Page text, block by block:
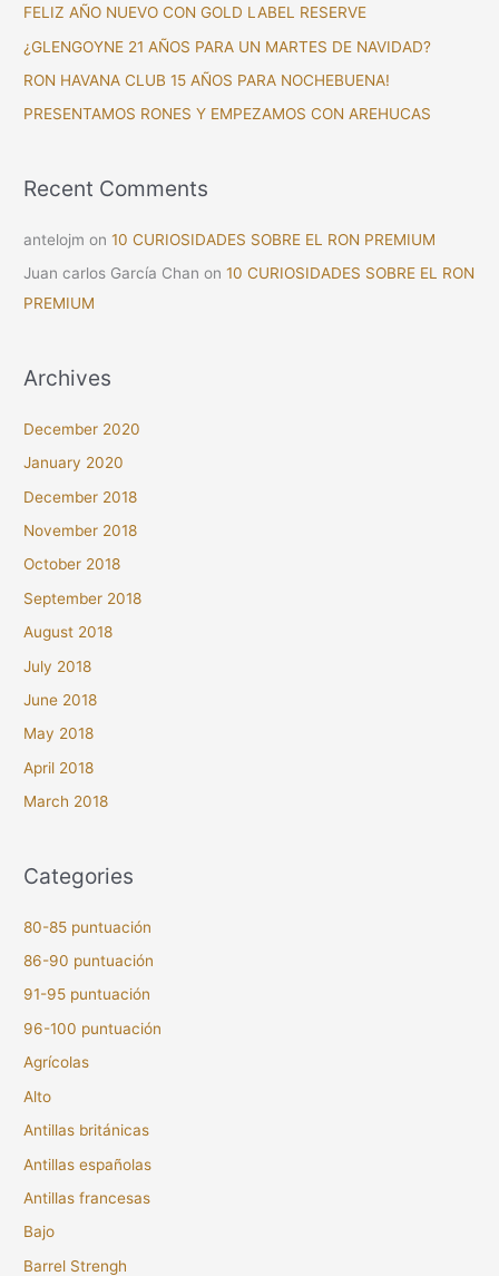
o
r
:
FELIZ AÑO NUEVO CON GOLD LABEL RESERVE
¿GLENGOYNE 21 AÑOS PARA UN MARTES DE NAVIDAD?
RON HAVANA CLUB 15 AÑOS PARA NOCHEBUENA!
PRESENTAMOS RONES Y EMPEZAMOS CON AREHUCAS
Recent Comments
antelojm on10 CURIOSIDADES SOBRE EL RON PREMIUM
Juan carlos García Chan on10 CURIOSIDADES SOBRE EL RON
PREMIUM
Archives
December 2020
January 2020
December 2018
November 2018
October 2018
September 2018
August 2018
July 2018
June 2018
May 2018
April 2018
March 2018
Categories
80-85 puntuación
86-90 puntuación
91-95 puntuación
96-100 puntuación
Agrícolas
Alto
Antillas británicas
Antillas españolas
Antillas francesas
Bajo
Barrel Strengh